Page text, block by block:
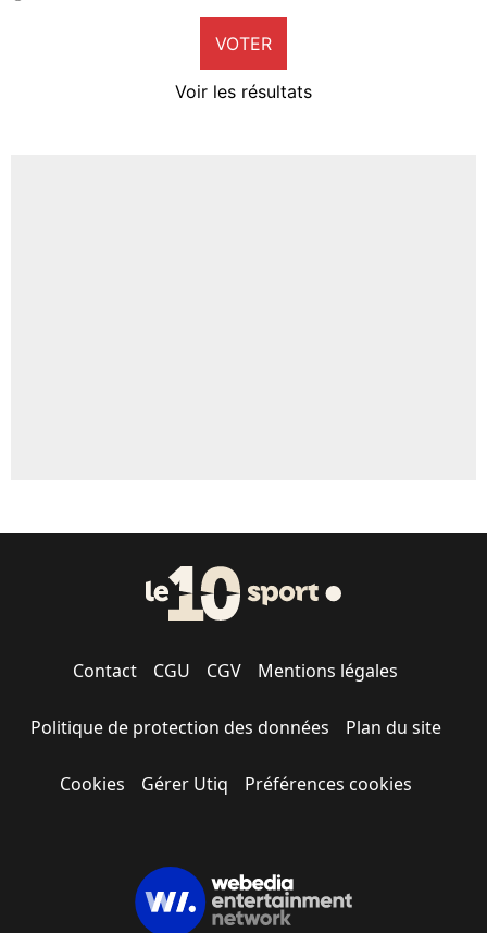
9%
VOTER
Voir les résultats
Contact CGU CGV Mentions légales
Politique de protection des données Plan du site
Cookies Gérer Utiq Préférences cookies